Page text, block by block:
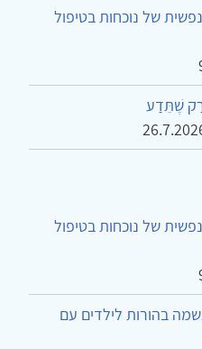
בהורות לילדים עם
של נוכחות בטיפול
שֶׁתֵּדַע
26.7.2026
של נוכחות בטיפול